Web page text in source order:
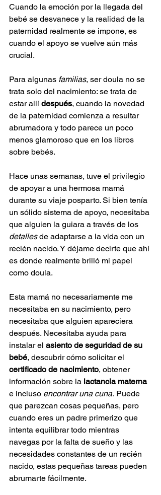
Cuando la emoción por la llegada del
bebé se desvanece y la realidad de la
paternidad realmente se impone, es
cuando el apoyo se vuelve aún más
crucial.
Para algunas familias, ser doula no se
trata solo del nacimiento: se trata de
estar allí después, cuando la novedad
de la paternidad comienza a resultar
abrumadora y todo parece un poco
menos glamoroso que en los libros
sobre bebés.
Hace unas semanas, tuve el privilegio
de apoyar a una hermosa mamá
durante su viaje posparto. Si bien tenía
un sólido sistema de apoyo, necesitaba
que alguien la guiara a través de los
detalles de adaptarse a la vida con un
recién nacido. Y déjame decirte que ahí
es donde realmente brilló mi papel
como doula.
Esta mamá no necesariamente me
necesitaba en su nacimiento, pero
necesitaba que alguien apareciera
después. Necesitaba ayuda para
instalar el asiento de seguridad de su
bebé, descubrir cómo solicitar el
certificado de nacimiento, obtener
información sobre la lactancia materna
e incluso encontrar una cuna. Puede
que parezcan cosas pequeñas, pero
cuando eres un padre primerizo que
intenta equilibrar todo mientras
navegas por la falta de sueño y las
necesidades constantes de un recién
nacido, estas pequeñas tareas pueden
abrumarte fácilmente.